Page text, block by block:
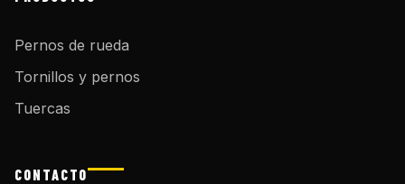
Pernos de rueda
Tornillos y pernos
Tuercas
CONTACTO